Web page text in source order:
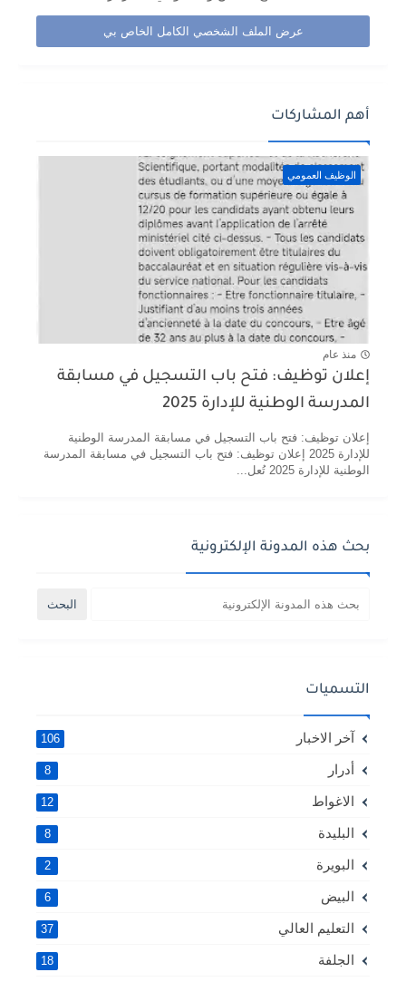
عرض الملف الشخصي الكامل الخاص بي
أهم المشاركات
الوظيف العمومي
منذ عام
إعلان توظيف: فتح باب التسجيل في مسابقة
المدرسة الوطنية للإدارة 2025
إعلان توظيف: فتح باب التسجيل في مسابقة المدرسة الوطنية
للإدارة 2025 إعلان توظيف: فتح باب التسجيل في مسابقة المدرسة
الوطنية للإدارة 2025 تُعل...
بحث هذه المدونة الإلكترونية
التسميات
آخر الاخبار 106
أدرار 8
الاغواط 12
البليدة 8
البويرة 2
البيض 6
التعليم العالي 37
الجلفة 18